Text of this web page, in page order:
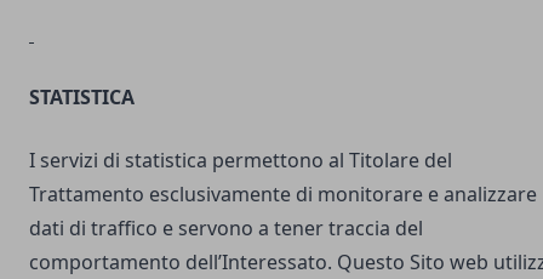
STATISTICA
I servizi di statistica permettono al Titolare del
Trattamento esclusivamente di monitorare e analizzare
dati di traffico e servono a tener traccia del
comportamento dell’Interessato. Questo Sito web